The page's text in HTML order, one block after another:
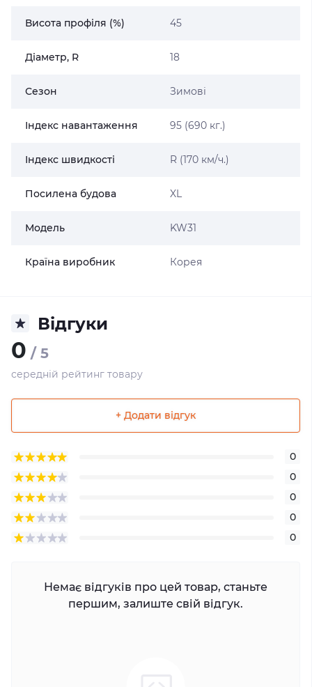
Висота профіля (%) 45
Діаметр, R 18
Сезон Зимові
Індекс навантаження 95 (690 кг.)
Індекс швидкості R (170 км/ч.)
Посилена будова XL
Модель KW31
Країна виробник Корея
Відгуки
0 / 5
середній рейтинг товару
+ Додати відгук
0
0
0
0
0
Немає відгуків про цей товар, станьте
першим, залиште свій відгук.